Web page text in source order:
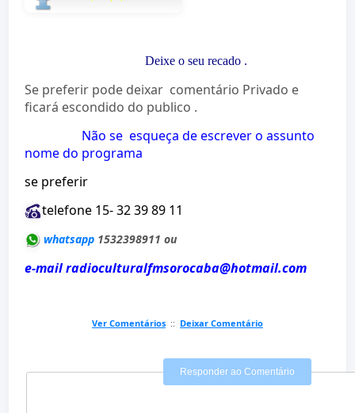
Deixe o seu recado .
Se preferir pode deixar comentário Privado e
ficará escondido do publico .
Não se esqueça de escrever o assunto
nome do programa
se preferir
telefone 15- 32 39 89 11
whatsapp 1532398911 ou
e-mail radioculturalfmsorocaba@hotmail.com
Ver Comentários :: Deixar Comentário
Responder ao Comentário